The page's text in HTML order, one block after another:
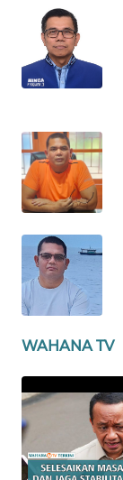
WAHANA TV
WN
SULTENG
WN
BABEL
WN
SUMBAR
WN
WN
BENGKULU
LAMPUNG